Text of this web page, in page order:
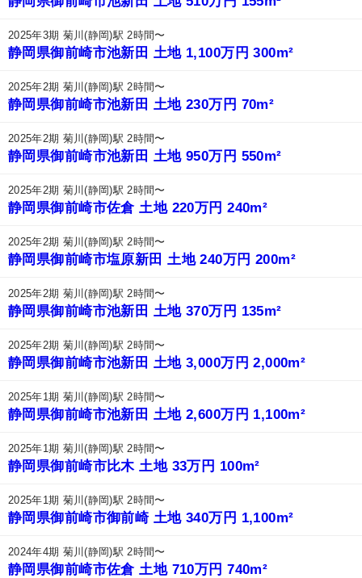
2025年3期 菊川(静岡)駅 2時間〜
静岡県御前崎市池新田 土地 1,100万円 300m²
2025年2期 菊川(静岡)駅 2時間〜
静岡県御前崎市池新田 土地 230万円 70m²
2025年2期 菊川(静岡)駅 2時間〜
静岡県御前崎市池新田 土地 950万円 550m²
2025年2期 菊川(静岡)駅 2時間〜
静岡県御前崎市佐倉 土地 220万円 240m²
2025年2期 菊川(静岡)駅 2時間〜
静岡県御前崎市塩原新田 土地 240万円 200m²
2025年2期 菊川(静岡)駅 2時間〜
静岡県御前崎市池新田 土地 370万円 135m²
2025年2期 菊川(静岡)駅 2時間〜
静岡県御前崎市池新田 土地 3,000万円 2,000m²
2025年1期 菊川(静岡)駅 2時間〜
静岡県御前崎市池新田 土地 2,600万円 1,100m²
2025年1期 菊川(静岡)駅 2時間〜
静岡県御前崎市比木 土地 33万円 100m²
2025年1期 菊川(静岡)駅 2時間〜
静岡県御前崎市御前崎 土地 340万円 1,100m²
2024年4期 菊川(静岡)駅 2時間〜
静岡県御前崎市佐倉 土地 710万円 740m²